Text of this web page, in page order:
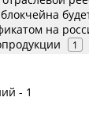
на
1
- 1